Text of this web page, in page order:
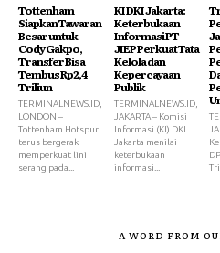
Tottenham
Siapkan Tawaran
Besar untuk
Cody Gakpo,
Transfer Bisa
Tembus Rp2,4
Triliun
TERMINALNEWS.ID,
LONDON –
Tottenham Hotspur
terus bergerak
memperkuat lini
serang pada...
KI DKI Jakarta:
Keterbukaan
Informasi PT
JIEP Perkuat Tata
Kelola dan
Kepercayaan
Publik
TERMINALNEWS.ID,
JAKARTA – Komisi
Informasi (KI) DKI
Jakarta menilai
keterbukaan
informasi...
Tri...
- A WORD FROM